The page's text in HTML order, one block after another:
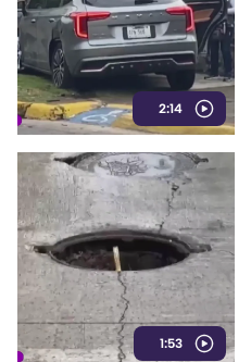
2:14
1:53